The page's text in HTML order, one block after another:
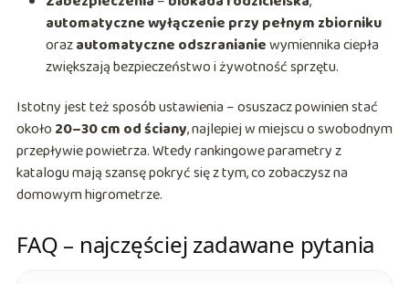
automatyczne wyłączenie przy pełnym zbiorniku
orazautomatyczne odszranianiewymiennika ciepła
zwiększają bezpieczeństwo i żywotność sprzętu.
Istotny jest też sposób ustawienia – osuszacz powinien stać
około 20–30 cm od ściany, najlepiej w miejscu o swobodnym
przepływie powietrza. Wtedy rankingowe parametry z
katalogu mają szansę pokryć się z tym, co zobaczysz na
domowym higrometrze.
FAQ – najczęściej zadawane pytania